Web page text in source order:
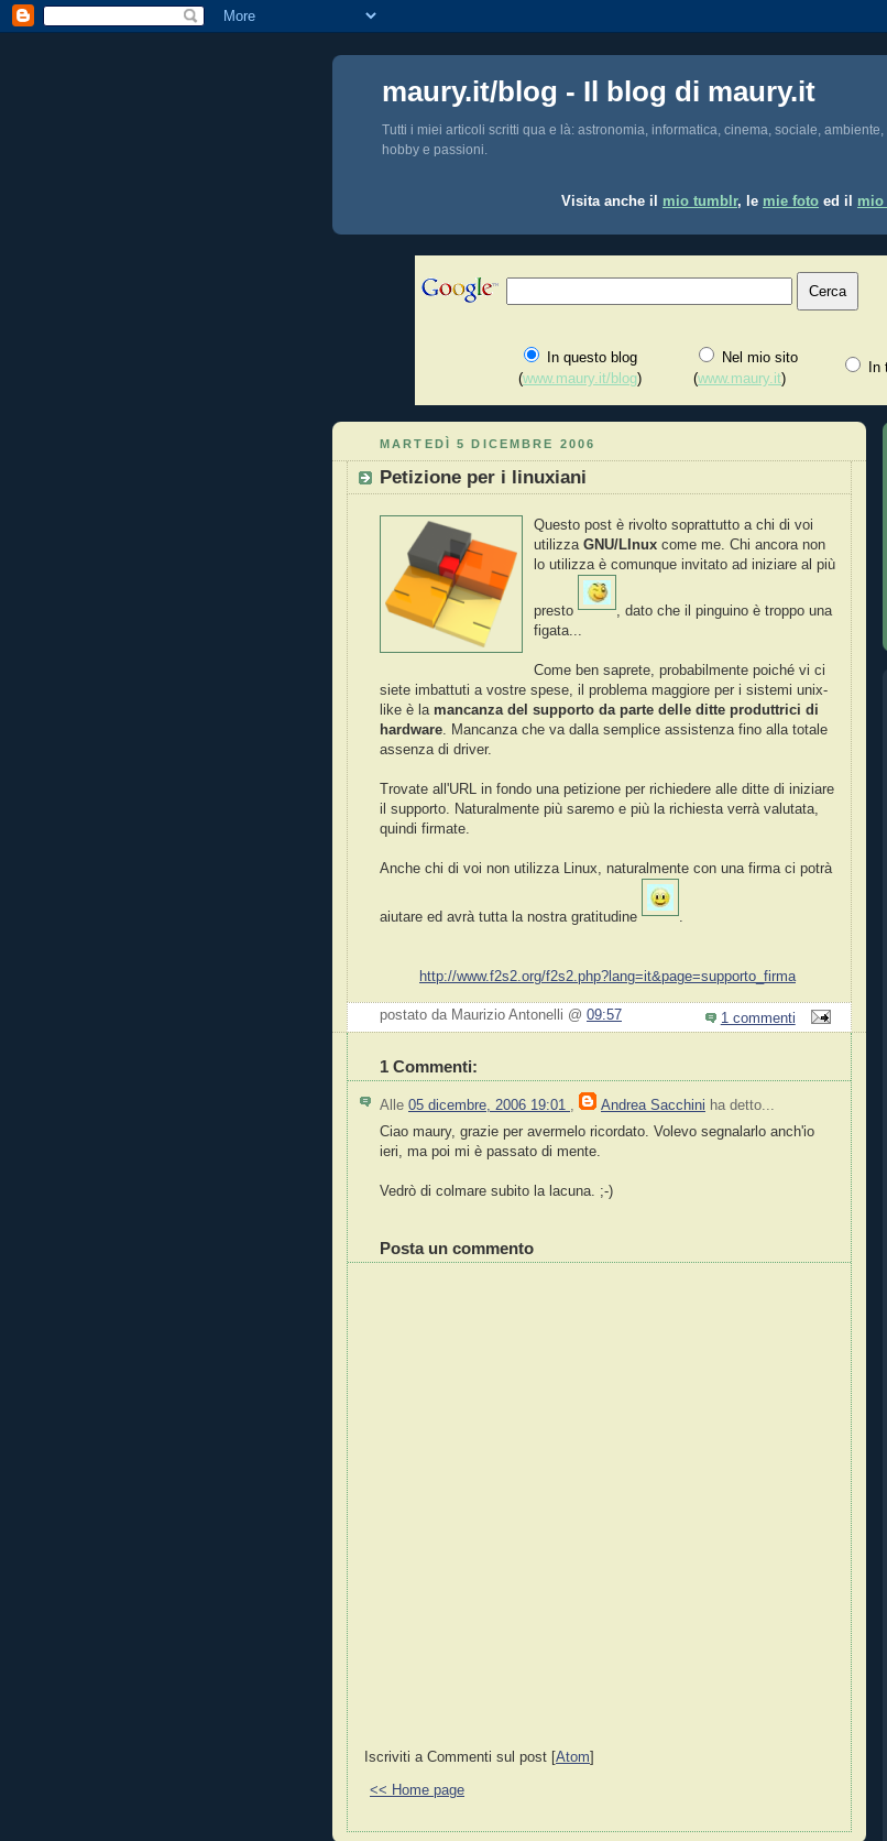
maury.it/blog - Il blog di maury.it
Tutti i miei articoli scritti qua e là: astronomia, informatica, cinema, sociale,
hobby e passioni.
Visita anche il mio tumblr, le mie foto ed il mio
In questo blog
(www.maury.it/blog)
Nel mio sito
(www.maury.it)
In
MARTEDÌ 5 DICEMBRE 2006
Petizione per i linuxiani
Questo post è rivolto soprattutto a chi di voi
utilizza GNU/LInux come me. Chi ancora non
lo utilizza è comunque invitato ad iniziare al più
presto
, dato che il pinguino è troppo una
figata...
Come ben saprete, probabilmente poiché vi ci
siete imbattuti a vostre spese, il problema maggiore per i sistemi unix-
like è la mancanza del supporto da parte delle ditte produttrici di
hardware. Mancanza che va dalla semplice assistenza fino alla totale
assenza di driver.
Trovate all'URL in fondo una petizione per richiedere alle ditte di iniziare
il supporto. Naturalmente più saremo e più la richiesta verrà valutata,
quindi firmate.
Anche chi di voi non utilizza Linux, naturalmente con una firma ci potrà
aiutare ed avrà tutta la nostra gratitudine .
http://www.f2s2.org/f2s2.php?lang=it&page=supporto_firma
postato da Maurizio Antonelli @ 09:57 1 commenti
1 Commenti:
Alle 05 dicembre, 2006 19:01 , Andrea Sacchini ha detto...
Ciao maury, grazie per avermelo ricordato. Volevo segnalarlo anch'io
ieri, ma poi mi è passato di mente.
Vedrò di colmare subito la lacuna. ;-)
Posta un commento
Iscriviti a Commenti sul post [Atom]
<< Home page